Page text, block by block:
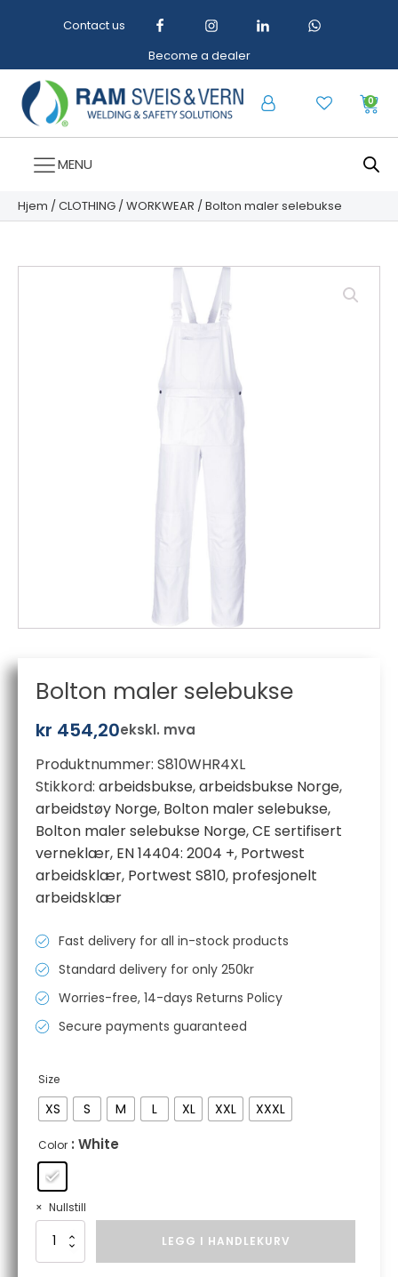
Contact us
Become a dealer
0
MENU
Hjem /CLOTHING /WORKWEAR / Bolton maler selebukse
Bolton maler selebukse
kr 454,20ekskl. mva
Produktnummer: S810WHR4XL
Stikkord: arbeidsbukse,arbeidsbukse Norge,
arbeidstøy Norge, Bolton maler selebukse,
Bolton maler selebukse Norge,CE sertifisert
verneklær, EN 14404: 2004 +, Portwest
arbeidsklær, Portwest S810, profesjonelt
arbeidsklær
Fast delivery for all in-stock products
Standard delivery for only 250kr
Worries-free, 14-days Returns Policy
Secure payments guaranteed
Size
XS S M L XL XXL XXXL
Color : White
Nullstill
Bolton
LEGG I HANDLEKURV